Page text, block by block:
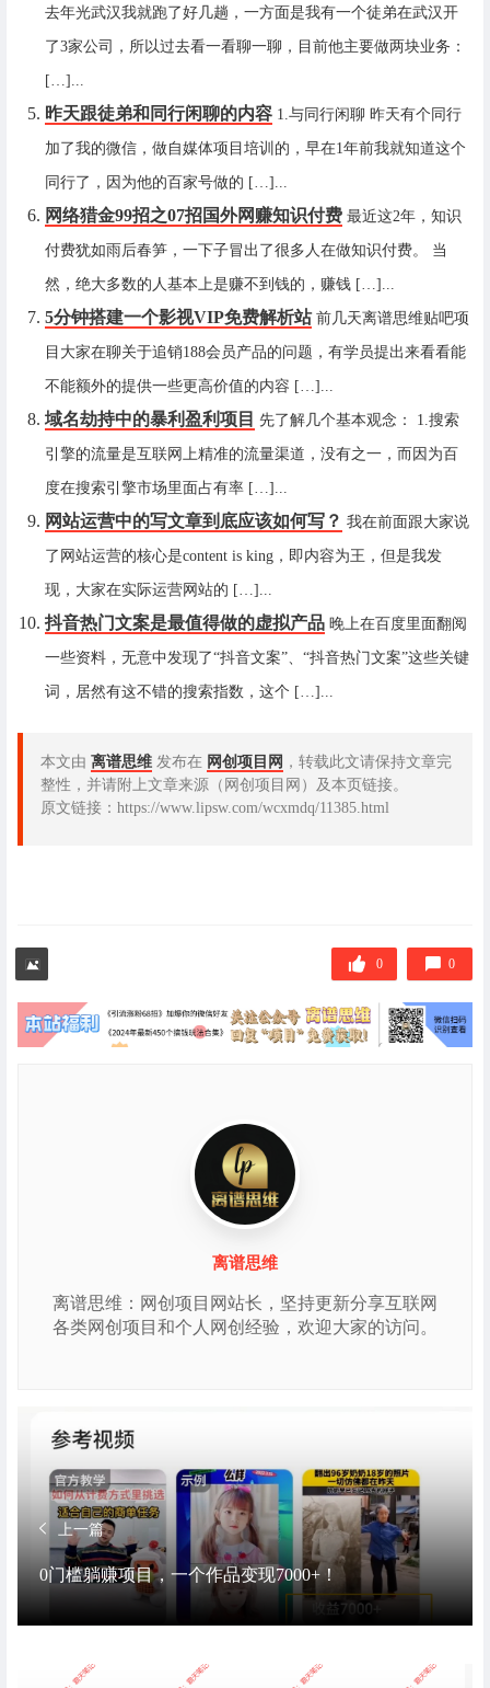
去年光武汉我就跑了好几趟，一方面是我有一个徒弟在武汉开
了3家公司，所以过去看一看聊一聊，目前他主要做两块业务：
[…]...
昨天跟徒弟和同行闲聊的内容 1.与同行闲聊 昨天有个同行
加了我的微信，做自媒体项目培训的，早在1年前我就知道这个
同行了，因为他的百家号做的 […]...
网络猎金99招之07招国外网赚知识付费 最近这2年，知识
付费犹如雨后春笋，一下子冒出了很多人在做知识付费。 当
然，绝大多数的人基本上是赚不到钱的，赚钱 […]...
5分钟搭建一个影视VIP免费解析站 前几天离谱思维贴吧项
目大家在聊关于追销188会员产品的问题，有学员提出来看看能
不能额外的提供一些更高价值的内容 […]...
域名劫持中的暴利盈利项目 先了解几个基本观念： 1.搜索
引擎的流量是互联网上精准的流量渠道，没有之一，而因为百
度在搜索引擎市场里面占有率 […]...
网站运营中的写文章到底应该如何写？ 我在前面跟大家说
了网站运营的核心是content is king，即内容为王，但是我发
现，大家在实际运营网站的 […]...
抖音热门文案是最值得做的虚拟产品 晚上在百度里面翻阅
一些资料，无意中发现了“抖音文案”、“抖音热门文案”这些关键
词，居然有这不错的搜索指数，这个 […]...
本文由 离谱思维 发布在 网创项目网 ，转载此文请保持文章完
整性，并请附上文章来源（网创项目网）及本页链接。
原文链接：https://www.lipsw.com/wcxmdq/11385.html
0 0
离谱思维
离谱思维：网创项目网站长，坚持更新分享互联网
各类网创项目和个人网创经验，欢迎大家的访问。
上一篇
0门槛躺赚项目，一个作品变现7000+！